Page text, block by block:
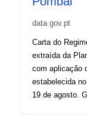
data.gov.pt
Carta do
extraída da
com aplicação
estabelecida
19 de agosto.